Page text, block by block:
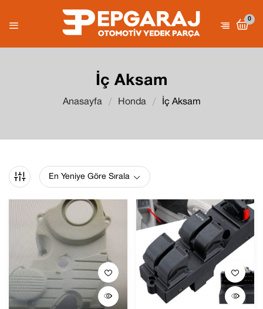
0
İç Aksam
Anasayfa Honda İç Aksam
En Yeniye Göre Sırala